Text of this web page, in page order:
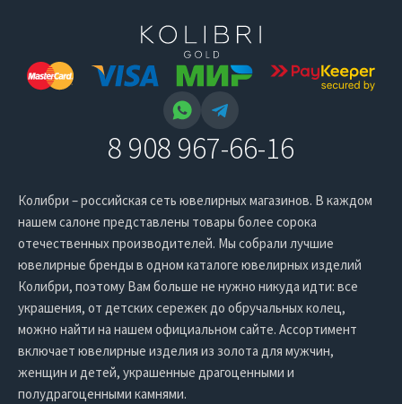
8 908 967-66-16
Колибри – российская сеть ювелирных магазинов. В каждом
нашем салоне представлены товары более сорока
отечественных производителей. Мы собрали лучшие
ювелирные бренды в одном каталоге ювелирных изделий
Колибри, поэтому Вам больше не нужно никуда идти: все
украшения, от детских сережек до обручальных колец,
можно найти на нашем официальном сайте. Ассортимент
включает ювелирные изделия из золота для мужчин,
женщин и детей, украшенные драгоценными и
полудрагоценными камнями.